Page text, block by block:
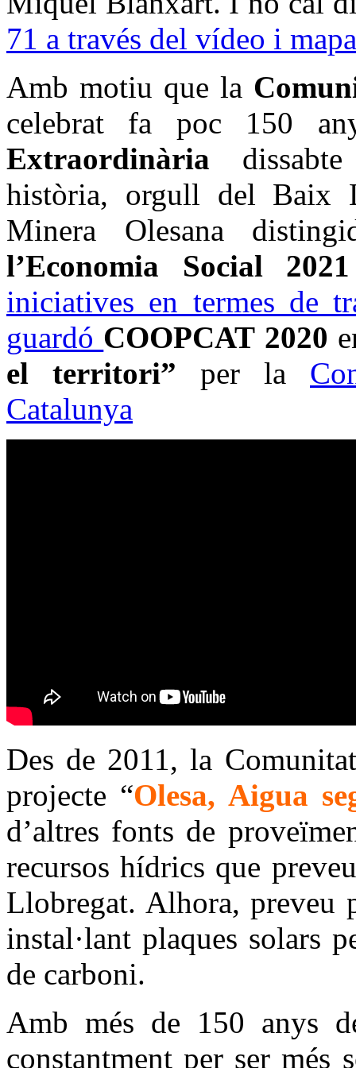
71 a través del vídeo i
Amb motiu que la
celebrat fa poc 150
Extraordinària
història, orgull del Baix
Minera Olesana
l’Economia Social
iniciatives en termes de
guardó COOPCAT 2020
el territori” per la
Catalunya
Des de 2011, la
projecte “Olesa, Aigua
d’altres fonts de
recursos hídrics que
Llobregat. Alhora, preveu
instal·lant plaques solars
de carboni.
Amb més de 150 anys
constantment per ser més